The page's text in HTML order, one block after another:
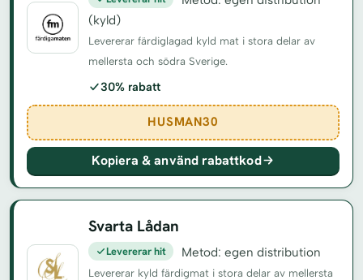
(kyld)
Levererar färdiglagad kyld mat i stora delar av
mellersta och södra Sverige.
30% rabatt
HUSMAN30
Kopiera & använd rabattkod
Svarta Lådan
Levererar hit Metod: egen distribution
Levererar kyld färdigmat i stora delar av mellersta